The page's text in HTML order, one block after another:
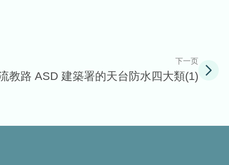
下一页
教路 ASD 建築署的天台防水四大類(1)